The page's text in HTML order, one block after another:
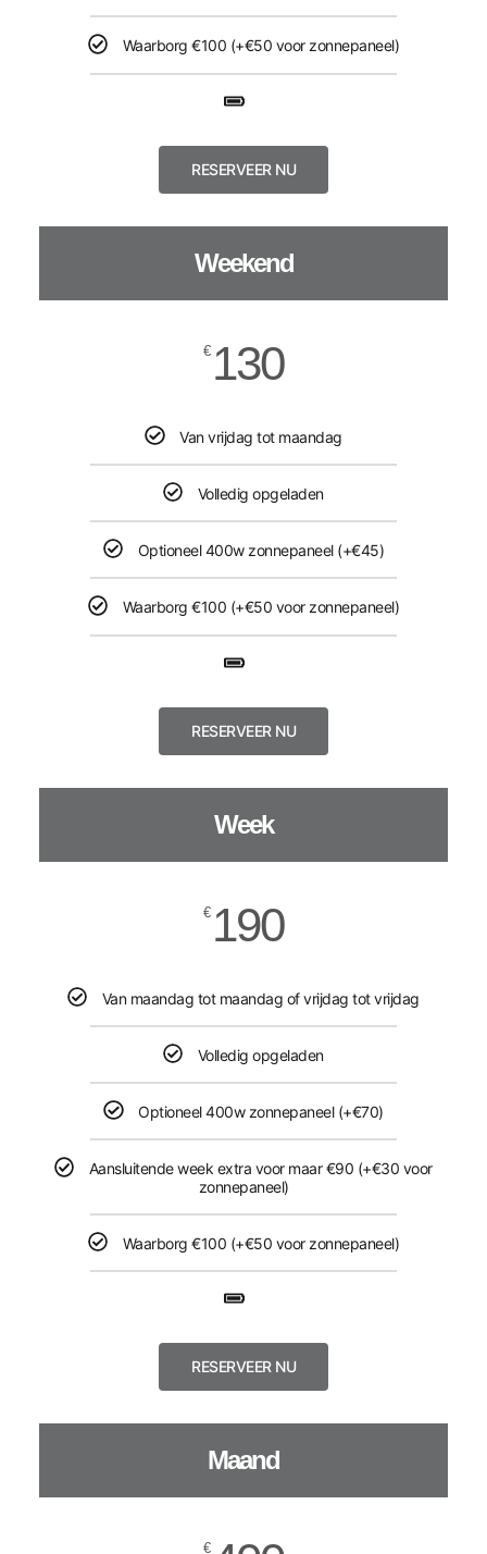
Waarborg €100 (+€50 voor zonnepaneel)
RESERVEER NU
Weekend
€ 130
Van vrijdag tot maandag
Volledig opgeladen​
Optioneel 400w zonnepaneel (+€45)​
Waarborg €100 (+€50 voor zonnepaneel)​
RESERVEER NU
Week
€ 190
Van maandag tot maandag of vrijdag tot vrijdag
Volledig opgeladen​​
Optioneel 400w zonnepaneel (+€70)​​
Aansluitende week extra voor maar €90 (+€30 voor
zonnepaneel)​
Waarborg €100 (+€50 voor zonnepaneel)​
RESERVEER NU
Maand
€